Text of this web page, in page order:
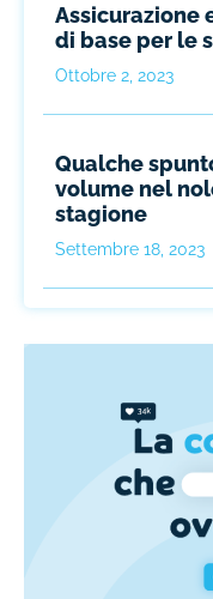
Assicurazione
di base per le
Ottobre 2, 2023
Qualche
volume nel
stagione
Settembre 18, 2023